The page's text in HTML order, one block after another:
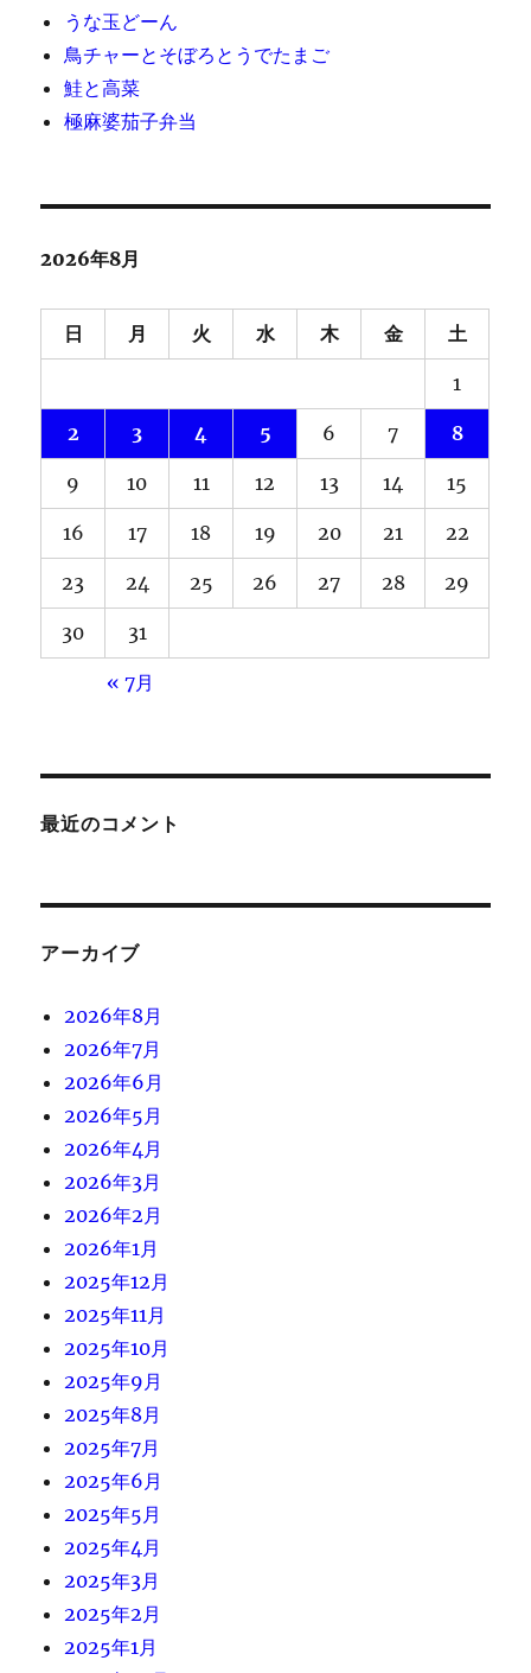
うな玉どーん
鳥チャーとそぼろとうでたまご
鮭と高菜
極麻婆茄子弁当
2026年8月
日 月 火 水 木 金 土
1
2 3 4 5 6 7 8
9 10 11 12 13 14 15
16 17 18 19 20 21 22
23 24 25 26 27 28 29
30 31
« 7月
最近のコメント
アーカイブ
2026年8月
2026年7月
2026年6月
2026年5月
2026年4月
2026年3月
2026年2月
2026年1月
2025年12月
2025年11月
2025年10月
2025年9月
2025年8月
2025年7月
2025年6月
2025年5月
2025年4月
2025年3月
2025年2月
2025年1月